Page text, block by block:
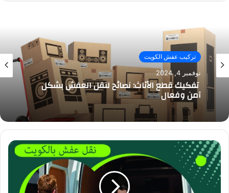
تركيب عفش الكويت
نوفمبر 4, 2024
تفكيك قطع الأثاث: نصائح لنقل العفش بشكل
آمن وفعال